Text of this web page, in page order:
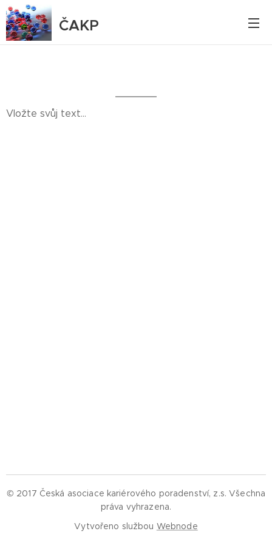
ČAKP
Vložte svůj text...
© 2017 Česká asociace kariérového poradenství, z.s. Všechna
práva vyhrazena.
Vytvořeno službou Webnode